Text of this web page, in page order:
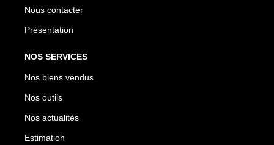
Nous contacter
Présentation
NOS SERVICES
Nos biens vendus
Nos outils
Nos actualités
Estimation